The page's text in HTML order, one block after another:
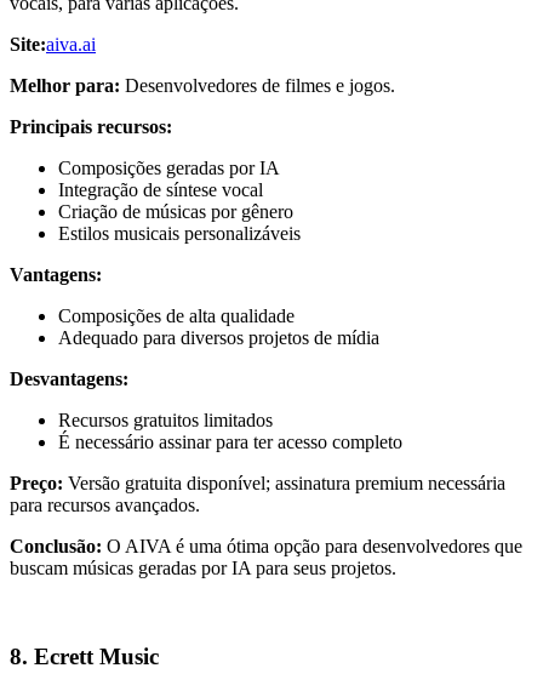
Site:aiva.ai
Melhor para: Desenvolvedores de filmes e jogos.
Principais recursos:
Composições geradas por IA
Integração de síntese vocal
Criação de músicas por gênero
Estilos musicais personalizáveis
Vantagens:
Composições de alta qualidade
Adequado para diversos projetos de mídia
Desvantagens:
Recursos gratuitos limitados
É necessário assinar para ter acesso completo
Preço: Versão gratuita disponível; assinatura premium necessária
para recursos avançados.
Conclusão: O AIVA é uma ótima opção para desenvolvedores que
buscam músicas geradas por IA para seus projetos.
8. Ecrett Music